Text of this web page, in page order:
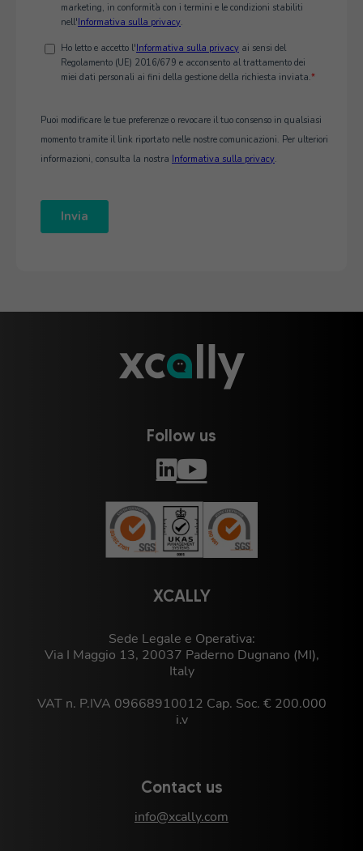
XCALLY
Sede Legale e Operativa:
Via I Maggio 13, 20037 Paderno Dugnano (MI),
Italy
VAT n. P.IVA 09668910012 Cap. Soc. € 200.000
i.v
Contact us
info@xcally.com
Follow us